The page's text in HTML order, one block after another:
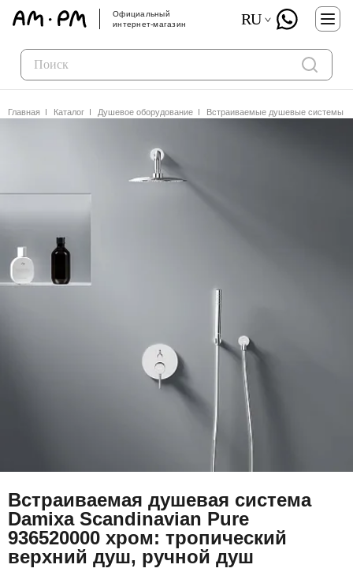
Официальный
интернет-магазин
RU
Главная Каталог Душевое оборудование Встраиваемые душевые системы
Встраиваемая душевая система
Damixa Scandinavian Pure
936520000 хром: тропический
верхний душ, ручной душ